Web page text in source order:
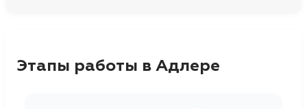
Этапы работы в Адлере